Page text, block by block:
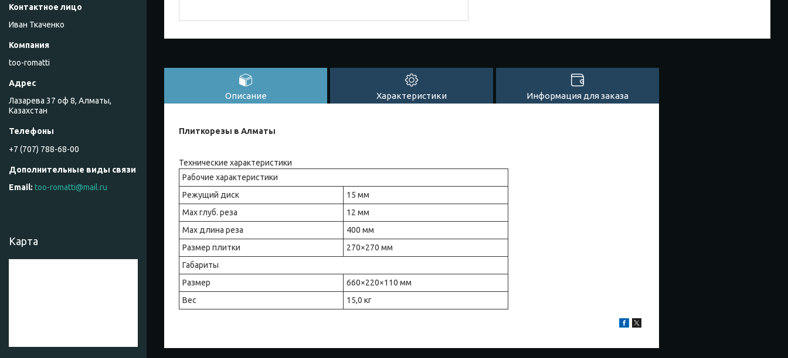
Описание Характеристики Информация для заказа
Плиткорезы в Алматы
Технические характеристики
Рабочие характеристики
Режущий диск
15 мм
Max глуб. реза
12 мм
Max длина реза
400 мм
Размер плитки
270×270 мм
Габариты
Размер
660×220×110 мм
Вес
15,0 кг
Иван Ткаченко
too-romatti
Лазарева 37 оф 8, Алматы,
Казахстан
+7 (707) 788-68-00
too-romatti@mail.ru
Карта